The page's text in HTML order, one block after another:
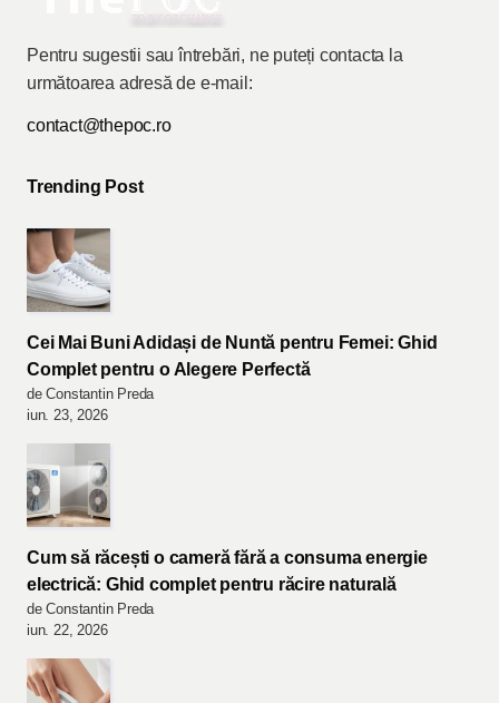
Pentru sugestii sau întrebări, ne puteți contacta la
următoarea adresă de e-mail:
contact@thepoc.ro
Trending Post
Cei Mai Buni Adidași de Nuntă pentru Femei: Ghid
Complet pentru o Alegere Perfectă
de Constantin Preda
iun. 23, 2026
Cum să răcești o cameră fără a consuma energie
electrică: Ghid complet pentru răcire naturală
de Constantin Preda
iun. 22, 2026